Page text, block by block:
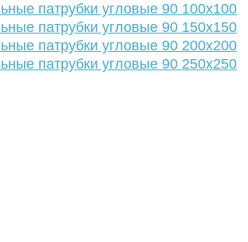
патрубки угловые 90 100х100
патрубки угловые 90 150х150
патрубки угловые 90 200х200
патрубки угловые 90 250х250